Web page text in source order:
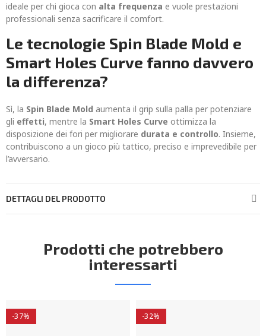
ideale per chi gioca con alta frequenza e vuole prestazioni
professionali senza sacrificare il comfort.
Le tecnologie Spin Blade Mold e
Smart Holes Curve fanno davvero
la differenza?
Sì, la Spin Blade Mold aumenta il grip sulla palla per potenziare
gli effetti, mentre la Smart Holes Curve ottimizza la
disposizione dei fori per migliorare durata e controllo. Insieme,
contribuiscono a un gioco più tattico, preciso e imprevedibile per
l’avversario.
DETTAGLI DEL PRODOTTO
Prodotti che potrebbero
interessarti
-37% -32%